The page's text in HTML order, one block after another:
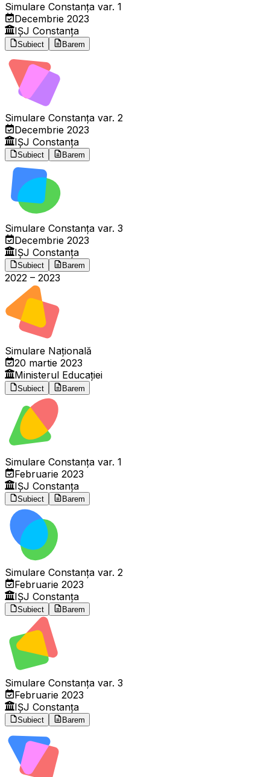
Simulare Constanța var. 1
Decembrie 2023
IȘJ Constanța
Subiect Barem
Simulare Constanța var. 2
Decembrie 2023
IȘJ Constanța
Subiect Barem
Simulare Constanța var. 3
Decembrie 2023
IȘJ Constanța
Subiect Barem
2022 – 2023
Simulare Națională
20 martie 2023
Ministerul Educației
Subiect Barem
Simulare Constanța var. 1
Februarie 2023
IȘJ Constanța
Subiect Barem
Simulare Constanța var. 2
Februarie 2023
IȘJ Constanța
Subiect Barem
Simulare Constanța var. 3
Februarie 2023
IȘJ Constanța
Subiect Barem